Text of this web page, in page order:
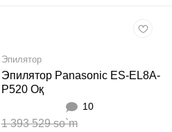
Эпилятор
Эпилятор Panasonic ES-EL8A-
P520 Оқ
10
1 393 529 so`m